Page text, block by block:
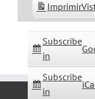
Subscribe
in
Subscribe
in
Imprimir